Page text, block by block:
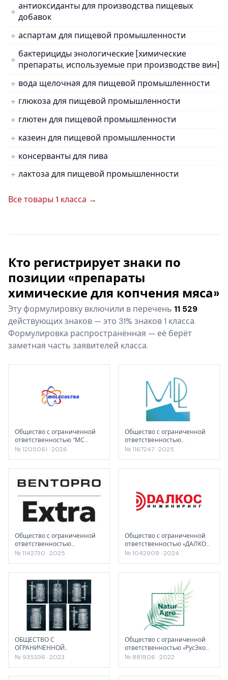
антиоксиданты для производства пищевых
добавок
аспартам для пищевой промышленности
бактерициды энологические [химические
препараты, используемые при производстве вин]
вода щелочная для пищевой промышленности
глюкоза для пищевой промышленности
глютен для пищевой промышленности
казеин для пищевой промышленности
консерванты для пива
лактоза для пищевой промышленности
Все товары 1 класса →
Кто регистрирует знаки по
позиции «препараты
химические для копчения мяса»
Эту формулировку включили в перечень 11 529
действующих знаков — это 31% знаков 1 класса.
Формулировка распространённая — её берёт
заметная часть заявителей класса.
Общество с ограниченной
ответственностью "МС
СТРОЙ"
№ 1205061 · 2026
Общество с ограниченной
ответственностью
«ПЛАЗМОНИКС»
№ 1167247 · 2025
Общество с ограниченной
ответственностью
"БЕНТОПРО"
№ 1142730 · 2025
Общество с ограниченной
ответственностью «ДАЛКОС
Инжиниринг»
№ 1042909 · 2024
ОБЩЕСТВО С
ОГРАНИЧЕННОЙ
ОТВЕТСТВЕННОСТЬЮ "ЗНАК"
№ 935336 · 2023
Общество с ограниченной
ответственностью «РусЭко
органикс»
№ 881806 · 2022